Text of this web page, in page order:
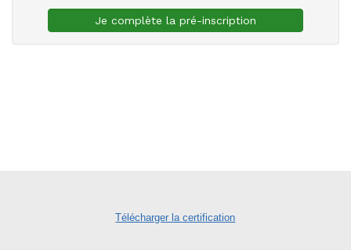
Je complète la pré-inscription
Télécharger la certification